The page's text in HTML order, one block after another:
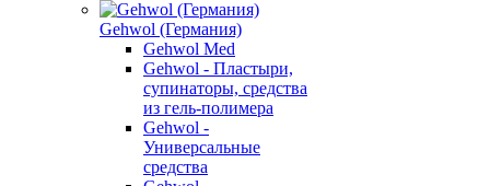
Gehwol (Германия)
Gehwol Med
Gehwol - Пластыри,
супинаторы, средства
из гель-полимера
Gehwol -
Универсальные
средства